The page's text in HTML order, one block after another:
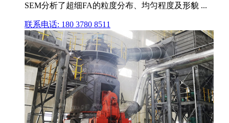
SEM分析了超细FA的粒度分布、均匀程度及形貌 ...
联系电话: 180 3780 8511